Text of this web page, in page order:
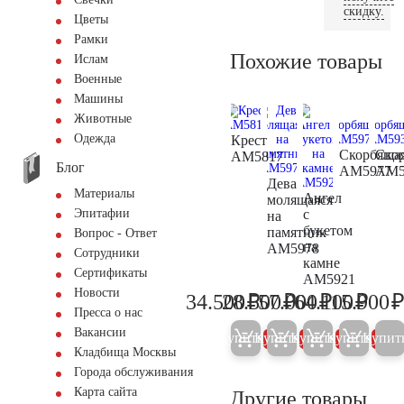
Цветы
Рамки
Ислам
Военные
Машины
Животные
Одежда
Блог
Материалы
Эпитафии
Вопрос - Ответ
Сотрудники
Сертификаты
Новости
Пресса о нас
Вакансии
Кладбища Москвы
Города обслуживания
Карта сайта
скидку.
Похожие товары
Крест
AM5817
36.300
34.500₽
Купить 5%
Дева
молящаяся
на
памятник
AM5978
30.000
28.500₽
Купить 5%
Ангел
с
букетом
на
камне
AM5921
60.000
57.000₽
Купить 5%
AM5977
64.100₽
Купить 5%
15.900₽
Другие товары